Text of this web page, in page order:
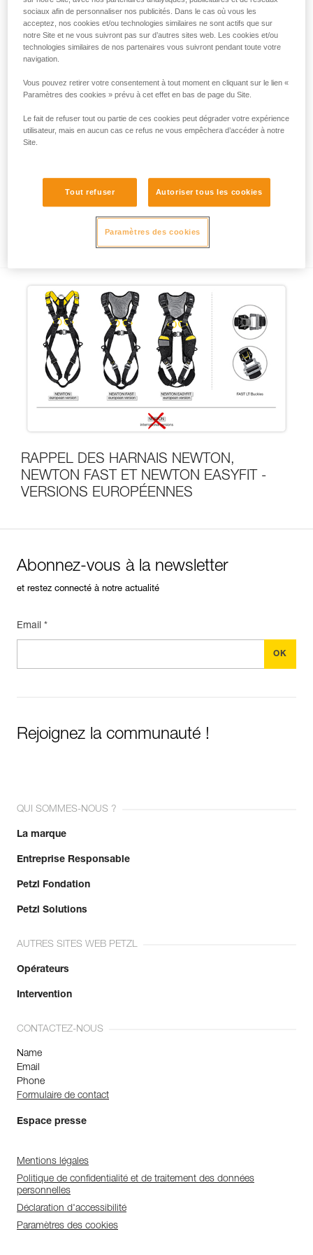
Alerte sécurité harnais ASTRO et CANYON
GUIDE : remplacement du D ventral
RAPPEL DES HARNAIS NEWTON,
NEWTON FAST ET NEWTON EASYFIT -
VERSIONS EUROPÉENNES
Abonnez-vous à la newsletter
et restez connecté à notre actualité
Email *
Rejoignez la communauté !
QUI SOMMES-NOUS ?
La marque
Entreprise Responsable
Petzl Fondation
Petzl Solutions
AUTRES SITES WEB PETZL
Opérateurs
Intervention
CONTACTEZ-NOUS
Name
Email
Phone
Formulaire de contact
Espace presse
Mentions légales
Politique de confidentialité et de traitement des données
personnelles
Déclaration d'accessibilité
Paramètres des cookies
sociaux afin de personnaliser nos publicités. Dans le cas où vous les
acceptez, nos cookies et/ou technologies similaires ne sont actifs que sur
notre Site et ne vous suivront pas sur d’autres sites web. Les cookies et/ou
technologies similaires de nos partenaires vous suivront pendant toute votre
navigation.
Vous pouvez retirer votre consentement à tout moment en cliquant sur le lien «
Paramètres des cookies » prévu à cet effet en bas de page du Site.
Le fait de refuser tout ou partie de ces cookies peut dégrader votre expérience
utilisateur, mais en aucun cas ce refus ne vous empêchera d’accéder à notre
Site.
Tout refuser Autoriser tous les cookies
Paramètres des cookies